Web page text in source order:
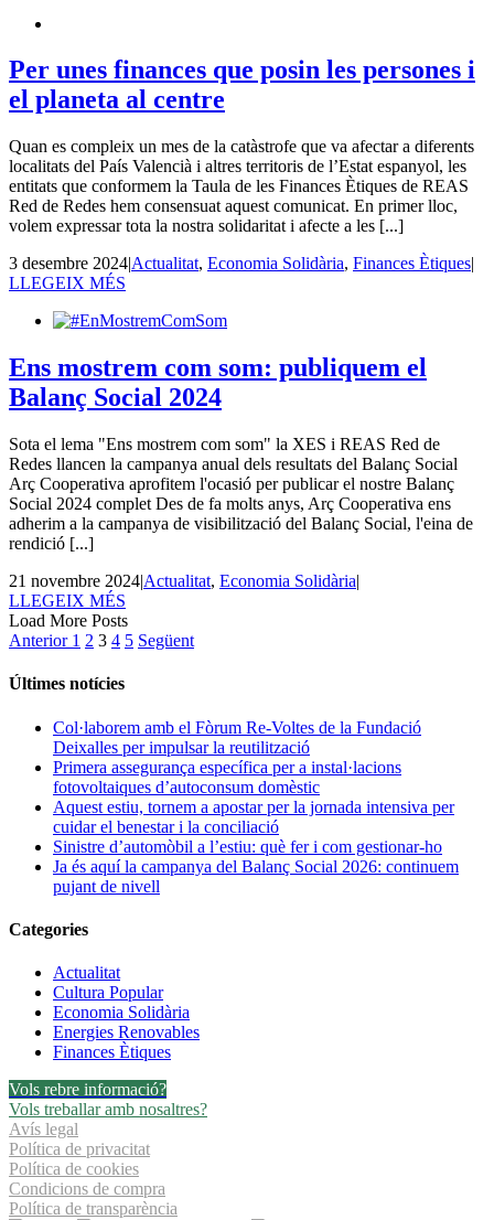
Per unes finances que posin les persones i
el planeta al centre
Quan es compleix un mes de la catàstrofe que va afectar a diferents
localitats del País Valencià i altres territoris de l’Estat espanyol, les
entitats que conformem la Taula de les Finances Ètiques de REAS
Red de Redes hem consensuat aquest comunicat. En primer lloc,
volem expressar tota la nostra solidaritat i afecte a les [...]
3 desembre 2024|Actualitat, Economia Solidària, Finances Ètiques|
LLEGEIX MÉS
Ens mostrem com som: publiquem el
Balanç Social 2024
Sota el lema "Ens mostrem com som" la XES i REAS Red de
Redes llancen la campanya anual dels resultats del Balanç Social
Arç Cooperativa aprofitem l'ocasió per publicar el nostre Balanç
Social 2024 complet Des de fa molts anys, Arç Cooperativa ens
adherim a la campanya de visibilització del Balanç Social, l'eina de
rendició [...]
21 novembre 2024|Actualitat, Economia Solidària|
LLEGEIX MÉS
Load More Posts
Anterior 1 2 3 4 5 Següent
Últimes notícies
Col·laborem amb el Fòrum Re-Voltes de la Fundació
Deixalles per impulsar la reutilització
Primera assegurança específica per a instal·lacions
fotovoltaiques d’autoconsum domèstic
Aquest estiu, tornem a apostar per la jornada intensiva per
cuidar el benestar i la conciliació
Sinistre d’automòbil a l’estiu: què fer i com gestionar-ho
Ja és aquí la campanya del Balanç Social 2026: continuem
pujant de nivell
Categories
Actualitat
Cultura Popular
Economia Solidària
Energies Renovables
Finances Ètiques
Vols rebre informació?
Vols treballar amb nosaltres?
Avís legal
Política de privacitat
Política de cookies
Condicions de compra
Política de transparència